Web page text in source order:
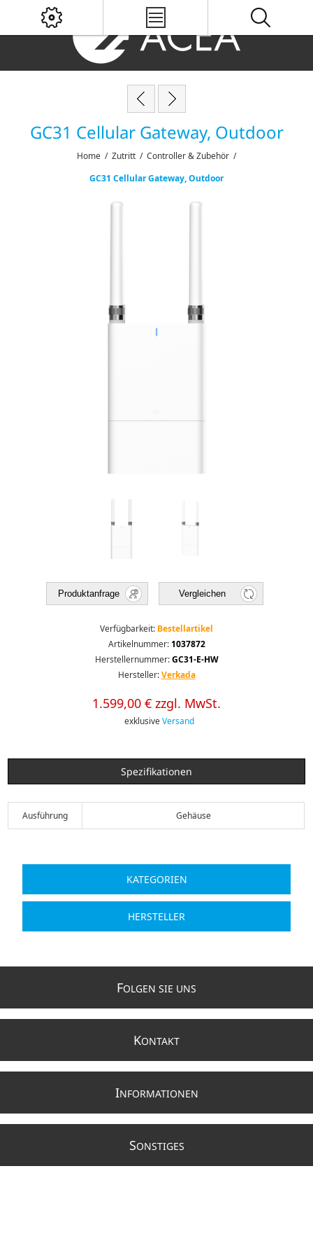
GC31 Cellular Gateway, Outdoor
Home / Zutritt / Controller & Zubehör /
GC31 Cellular Gateway, Outdoor
Produktanfrage Vergleichen
Verfügbarkeit: Bestellartikel
Artikelnummer: 1037872
Herstellernummer: GC31-E-HW
Hersteller: Verkada
1.599,00 € zzgl. MwSt.
exklusiveVersand
Spezifikationen
Ausführung Gehäuse
KATEGORIEN
HERSTELLER
FOLGEN SIE UNS
KONTAKT
INFORMATIONEN
SONSTIGES